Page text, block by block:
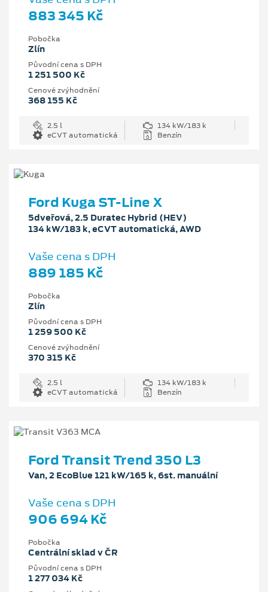
883 345 Kč
Pobočka
Zlín
Původní cena s DPH
1 251 500 Kč
Cenové zvýhodnění
368 155 Kč
2.5 l
134 kW/183 k
eCVT automatická
Benzín
Ford Kuga ST-Line X
5dveřová, 2.5 Duratec Hybrid (HEV)
134 kW/183 k, eCVT automatická, AWD
Vaše cena s DPH
889 185 Kč
Pobočka
Zlín
Původní cena s DPH
1 259 500 Kč
Cenové zvýhodnění
370 315 Kč
2.5 l
134 kW/183 k
eCVT automatická
Benzín
Ford Transit Trend 350 L3
Van, 2 EcoBlue 121 kW/165 k, 6st. manuální
Vaše cena s DPH
906 694 Kč
Pobočka
Centrální sklad v ČR
Původní cena s DPH
1 277 034 Kč